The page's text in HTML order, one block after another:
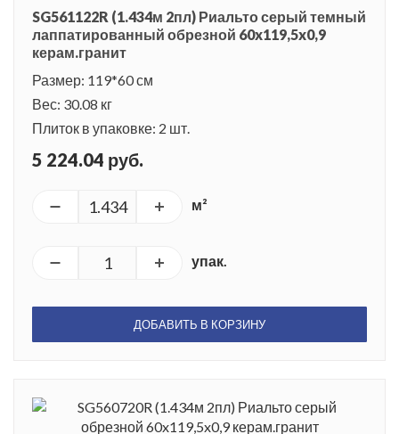
SG561122R (1.434м 2пл) Риальто серый темный
лаппатированный обрезной 60x119,5x0,9
керам.гранит
Размер: 119*60 см
Вес: 30.08 кг
Плиток в упаковке: 2 шт.
5 224.04 руб.
м²
упак.
ДОБАВИТЬ В КОРЗИНУ